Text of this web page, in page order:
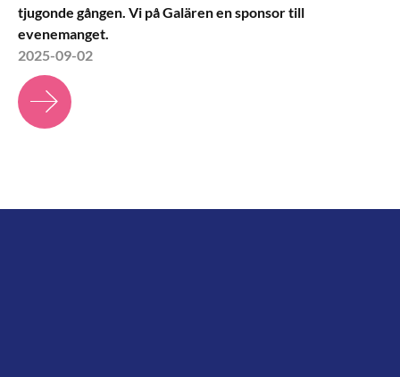
tjugonde gången. Vi på Galären en sponsor till
evenemanget.
2025-09-02